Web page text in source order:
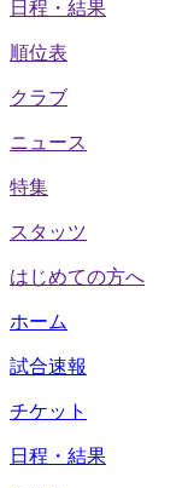
日程・結果
順位表
クラブ
ニュース
特集
スタッツ
はじめての方へ
ホーム
試合速報
チケット
日程・結果